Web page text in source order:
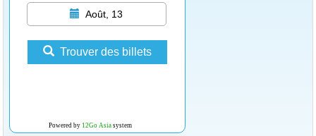
Août, 13
Trouver des billets
Powered by 12Go Asiasystem